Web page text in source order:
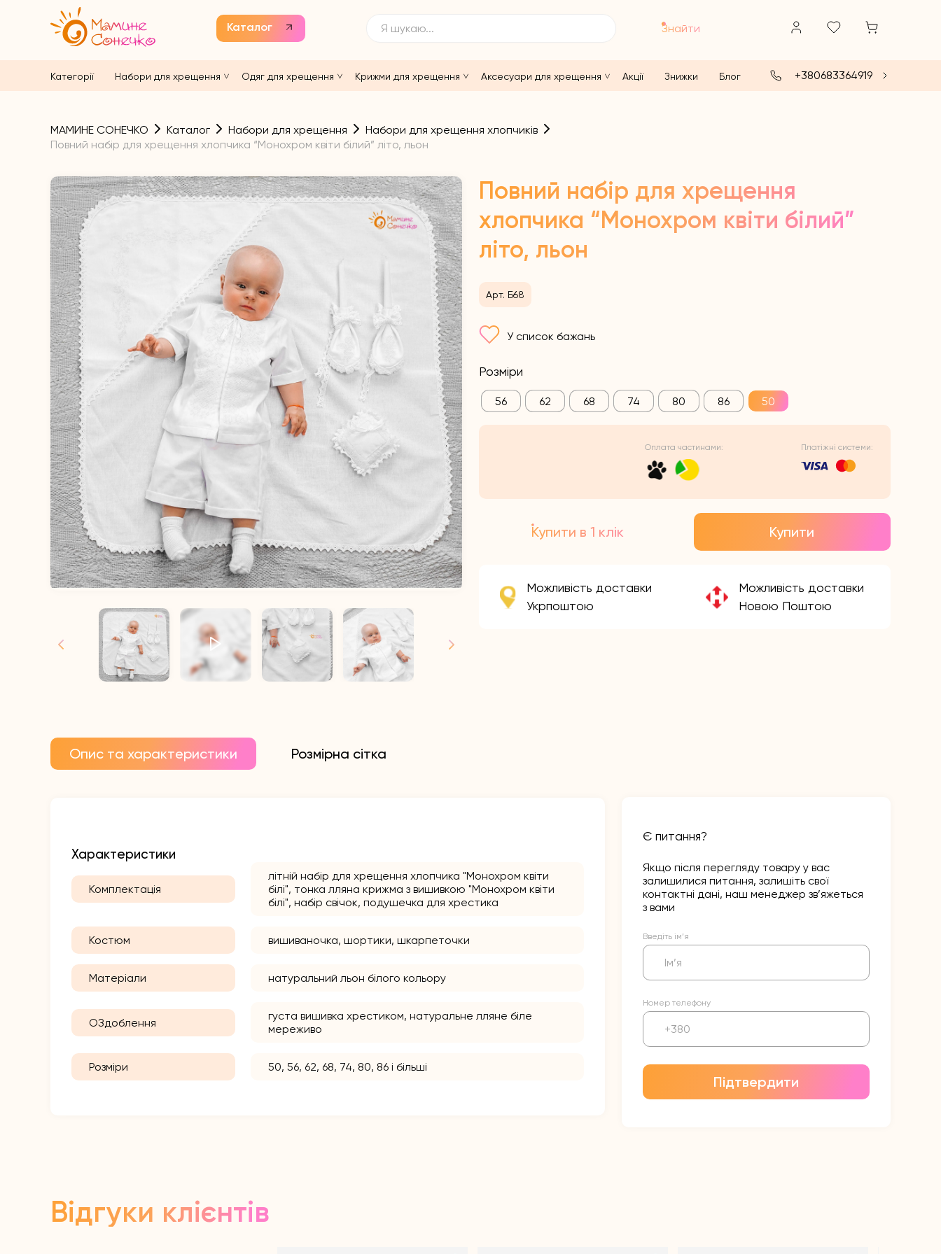
Каталог Знайти
Категорії Набори для хрещення Одяг для хрещення Крижми для хрещення Аксесуари для хрещення Акції Знижки Блог +380683364919
МАМИНЕ СОНЕЧКО Каталог Набори для хрещення
Набори для хрещення хлопчиків
Повний набір для хрещення хлопчика “Монохром квіти білий” літо, льон
Повний набір для хрещення
хлопчика “Монохром квіти білий”
літо, льон
Арт. Б68
У список бажань
Розміри
56 62 68 74 80 86 50
Оплата частинами: Платіжні системи:
Купити в 1 клік Купити
Можливість доставки
Укрпоштою
Можливість доставки
Новою Поштою
Опис та характеристики Розмірна сітка
Характеристики
Комплектація
літній набір для хрещення хлопчика "Монохром квіти
білі", тонка лляна крижма з вишивкою "Монохром квіти
білі", набір свічок, подушечка для хрестика
Костюм вишиваночка, шортики, шкарпеточки
Матеріали натуральний льон білого кольору
ОЗдоблення
густа вишивка хрестиком, натуральне лляне біле
мереживо
Розміри 50, 56, 62, 68, 74, 80, 86 і більші
Є питання?
Якщо після перегляду товару у вас
залишилися питання, залишіть свої
контактні дані, наш менеджер зв’яжеться
з вами
Введіть ім’я
Номер телефону
Підтвердити
Відгуки клієнтів